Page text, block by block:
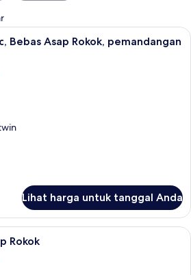
Kamar Quadruple Basic, Bebas
Bebas Asap Rokok, pemandangan
Lihat harga untuk tanggal Anda
Kabin Basic, Bebas Asap Rokok | Wi-
Rokok